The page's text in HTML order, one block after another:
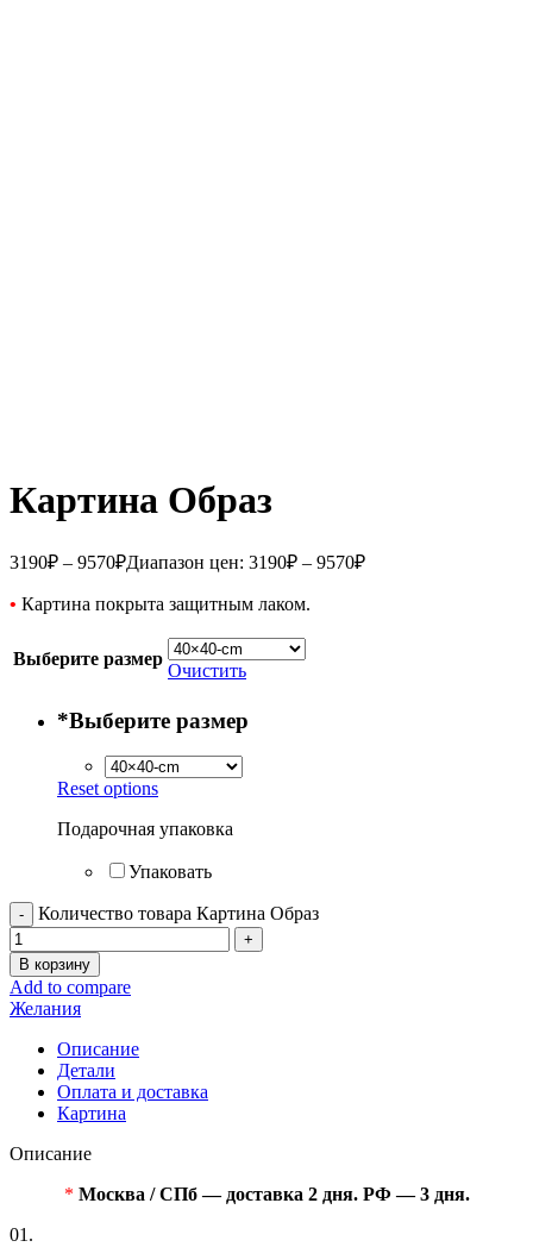
Картина Образ
3190₽ – 9570₽Диапазон цен: 3190₽ – 9570₽
• Картина покрыта защитным лаком.
Выберите размер
Очистить
*Выберите размер
Reset options
Подарочная упаковка
Упаковать
Количество товара Картина Образ
В корзину
Add to compare
Желания
Описание
Детали
Оплата и доставка
Картина
Описание
* Москва / СПб — доставка 2 дня. РФ — 3 дня.
01.